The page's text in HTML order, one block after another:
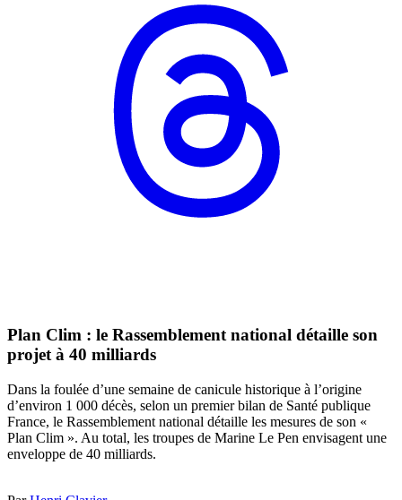
Plan Clim : le Rassemblement national détaille son
projet à 40 milliards
Dans la foulée d’une semaine de canicule historique à l’origine
d’environ 1 000 décès, selon un premier bilan de Santé publique
France, le Rassemblement national détaille les mesures de son «
Plan Clim ». Au total, les troupes de Marine Le Pen envisagent une
enveloppe de 40 milliards.